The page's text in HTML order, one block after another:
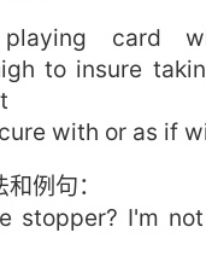
card
to insure
with or as if
例句：
stopper? I'm